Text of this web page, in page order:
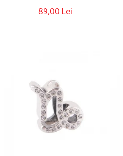
89,00 Lei